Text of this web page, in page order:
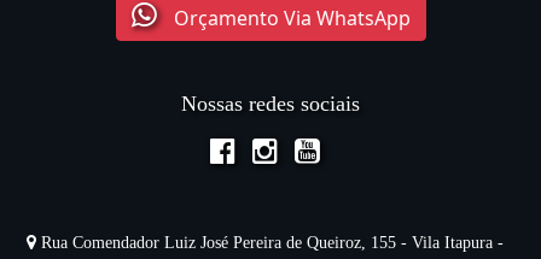
Orçamento Via WhatsApp
Nossas redes sociais
Rua Comendador Luiz José Pereira de Queiroz, 155 - Vila Itapura -